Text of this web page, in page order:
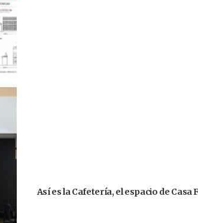
Así es la Cafetería, el espacio de Casa